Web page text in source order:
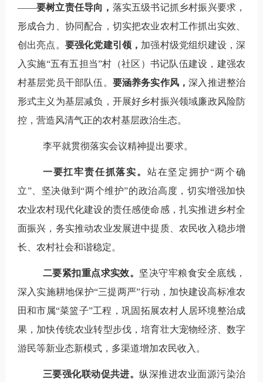
——要树立责任导向， 落实五级书记抓乡村振兴要求，
形成合力、协同配合，切实把农业农村工作抓出实效、
创出亮点。 要强化党建引领， 加强村级党组织建设，深
入实施“五有五担当”村（社区）书记队伍建设，建强农
村基层党员干部队伍。 要涵养务实作风，深入推进整治
形式主义为基层减负，开展好乡村振兴领域廉政风险防
控，营造风清气正的农村基层政治生态。
李平就贯彻落实会议精神提出要求。
一要扛牢责任抓落实。 站在坚定拥护“两个确
立”、坚决做到“两个维护”的政治高度，切实增强加快
农业农村现代化建设的责任感使命感，扎实推进乡村全
面振兴，务实推动农业发展进中提质、农民收入稳步增
长、农村社会和谐稳定。
二要紧扣重点求实效。 坚决守牢粮食安全底线，
深入实施耕地保护“三提两严”行动，加快建设高标准农
田和市属“菜篮子”工程，巩固拓展农村人居环境整治成
果，加快传统农业转型步伐，培育壮大宠物经济、数字
游民等新业态新模式，多渠道增加农民收入。
三要强化联动促共进。纵深推进农业面源污染治